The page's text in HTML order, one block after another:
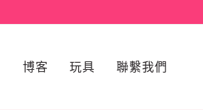
博客 玩具 聯繫我們